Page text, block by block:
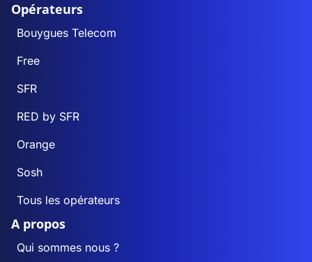
Opérateurs
Bouygues Telecom
Free
SFR
RED by SFR
Orange
Sosh
Tous les opérateurs
A propos
Qui sommes nous ?